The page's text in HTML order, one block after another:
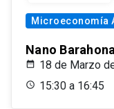
Microeconomía
Nano
18 de Marzo
15:30 a 16:45